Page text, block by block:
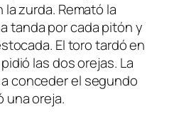
zurda. Remató la
tanda por cada pitón y
El toro tardó en
las dos orejas. La
conceder el segundo
una oreja.